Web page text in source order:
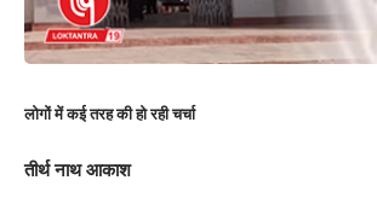
लोगों में कई तरह की हो रही चर्चा
तीर्थ नाथ आकाश